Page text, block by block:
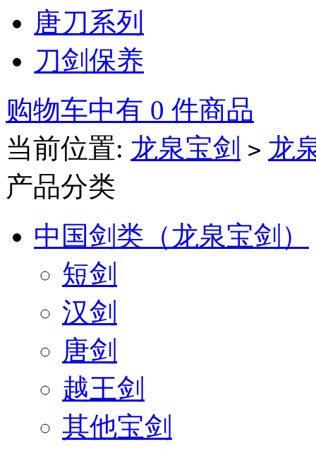
唐刀系列
刀剑保养
购物车中有 0 件商品
当前位置: 龙泉宝剑 > 龙
产品分类
中国剑类（龙泉宝剑）
短剑
汉剑
唐剑
越王剑
其他宝剑